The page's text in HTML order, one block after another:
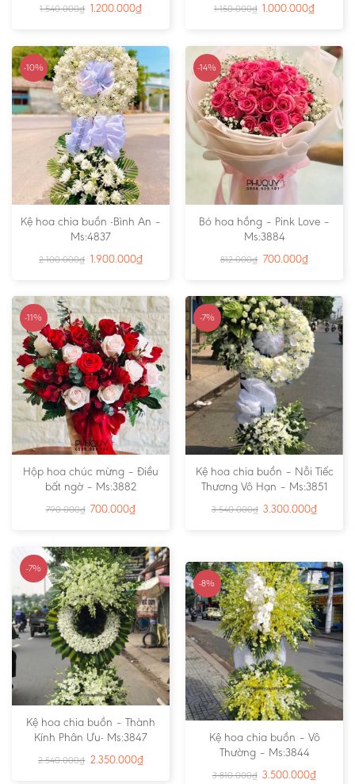
1.540.000₫ 1.200.000₫ 1.150.000₫ 1.000.000₫
-10%
Kệ hoa chia buồn -Bình An –
Ms:4837
2.100.000₫ 1.900.000₫
-14%
Bó hoa hồng – Pink Love –
Ms:3884
812.000₫ 700.000₫
-11%
Hộp hoa chúc mừng – Điều
bất ngờ – Ms:3882
790.000₫ 700.000₫
-7%
Kệ hoa chia buồn – Nỗi Tiếc
Thương Vô Hạn – Ms:3851
3.540.000₫ 3.300.000₫
-7%
Kệ hoa chia buồn – Thành
Kính Phân Ưu- Ms:3847
2.540.000₫ 2.350.000₫
-8%
Kệ hoa chia buồn – Vô
Thường – Ms:3844
3.810.000₫ 3.500.000₫